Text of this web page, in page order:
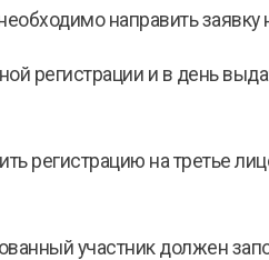
направить
регистрации и в день
регистрацию на третье
участник должен